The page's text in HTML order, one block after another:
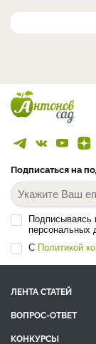
Подписаться на
Подписываясь
персональных
С Политикой
ЛЕНТА СТАТЕЙ
ВОПРОС-ОТВЕТ
КОНКУРСЫ